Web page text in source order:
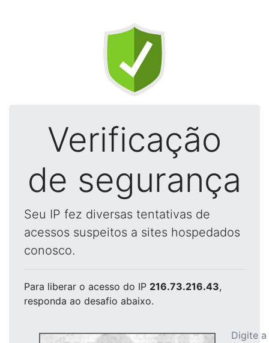
Verificação
de segurança
Seu IP fez diversas tentativas de
acessos suspeitos a sites hospedados
conosco.
Para liberar o acesso do IP 216.73.216.43,
responda ao desafio abaixo.
Digite